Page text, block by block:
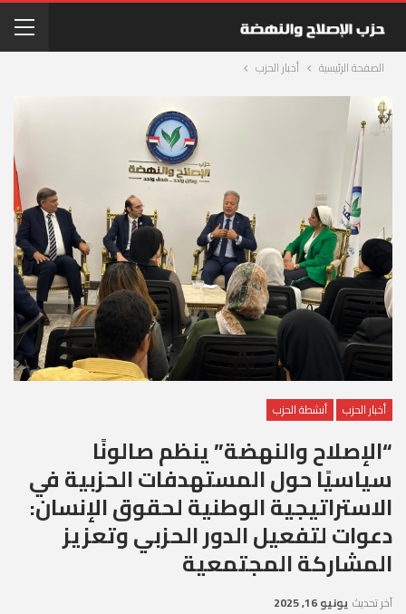
الصفحة الرئيسية أخبار الحزب
أخبار الحزب أنشطة الحزب
‎“الإصلاح والنهضة” ينظم صالونًا
سياسيًا حول المستهدفات الحزبية في
الاستراتيجية الوطنية لحقوق الإنسان:
دعوات لتفعيل الدور الحزبي وتعزيز
المشاركة المجتمعية
آخر تحديث يونيو 16, 2025